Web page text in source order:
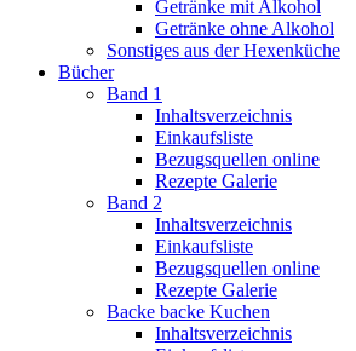
Getränke mit Alkohol
Getränke ohne Alkohol
Sonstiges aus der Hexenküche
Bücher
Band 1
Inhaltsverzeichnis
Einkaufsliste
Bezugsquellen online
Rezepte Galerie
Band 2
Inhaltsverzeichnis
Einkaufsliste
Bezugsquellen online
Rezepte Galerie
Backe backe Kuchen
Inhaltsverzeichnis